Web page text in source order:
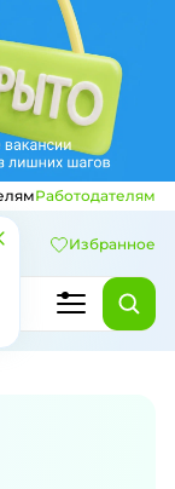
Работодателям
Избранное
ГОШ